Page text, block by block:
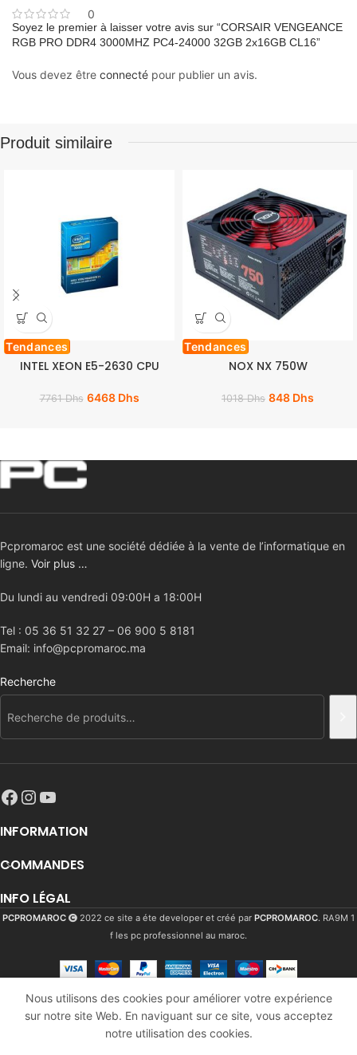
0
Soyez le premier à laisser votre avis sur “CORSAIR VENGEANCE
RGB PRO DDR4 3000MHZ PC4-24000 32GB 2x16GB CL16”
Vous devez être connecté pour publier un avis.
Produit similaire
Tendances
INTEL XEON E5-2630 CPU
7761Dhs 6468 Dhs
Tendances
NOX NX 750W
1018Dhs 848 Dhs
Pcpromaroc est une société dédiée à la vente de l’informatique en
ligne. Voir plus …
Du lundi au vendredi 09:00H a 18:00H
Tel : 05 36 51 32 27 – 06 900 5 8181
Email: info@pcpromaroc.ma
Recherche
INFORMATION
COMMANDES
INFO LÉGAL
PCPROMAROC 2022 ce site a éte developer et créé par PCPROMAROC. RA9M 1
f les pc professionnel au maroc.
Nous utilisons des cookies pour améliorer votre expérience
sur notre site Web. En naviguant sur ce site, vous acceptez
notre utilisation des cookies.
CORSAIR
VENGEANCE
RGB PRO
DDR4
PC4-240001879Dhs
1566Dhs
En
stock